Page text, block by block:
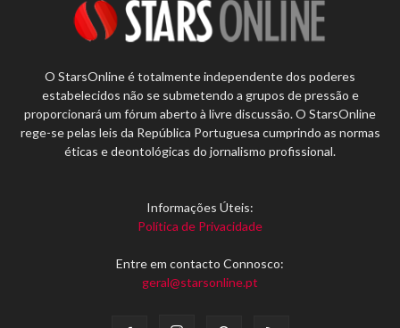
O StarsOnline é totalmente independente dos poderes
estabelecidos não se submetendo a grupos de pressão e
proporcionará um fórum aberto à livre discussão. O StarsOnline
rege-se pelas leis da República Portuguesa cumprindo as normas
éticas e deontológicas do jornalismo profissional.
Informações Úteis:
Política de Privacidade
Entre em contacto Connosco:
geral@starsonline.pt